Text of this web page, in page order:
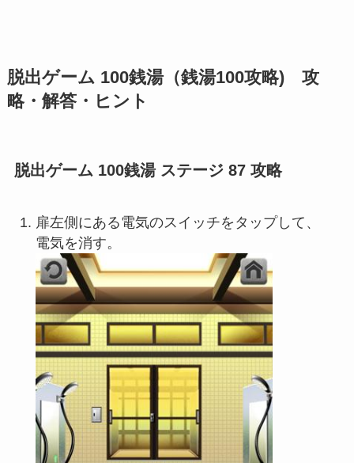
脱出ゲーム 100銭湯（銭湯100攻略) 攻
略・解答・ヒント
脱出ゲーム 100銭湯 ステージ 87 攻略
扉左側にある電気のスイッチをタップして、
電気を消す。